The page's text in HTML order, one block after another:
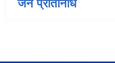
जन प्रतिनिधि